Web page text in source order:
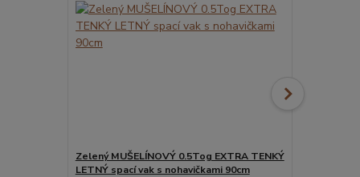
Zelený MUŠELÍNOVÝ 0.5Tog EXTRA TENKÝ
LETNÝ spací vak s nohavičkami 90cm